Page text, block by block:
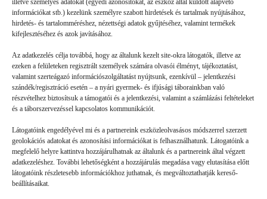
illetve személyes adatokat (egyedi azonosítókat, az eszköz által küldött alapvető
információkat stb.) kezelünk személyre szabott hirdetések és tartalmak nyújtásához,
hirdetés- és tartalomméréshez, nézettségi adatok gyűjtéséhez, valamint termékek
kifejlesztéséhez és azok javításához.
Az adatkezelés célja továbbá, hogy az általunk kezelt site-okra látogatók, illetve az
ezeken a felületeken regisztrált személyek számára olvasói élményt, tájékoztatást,
valamint szerteágazó információszolgáltatást nyújtsunk, ezenkívül – jelentkezési
szándék/regisztráció esetén – a nyári gyermek- és ifjúsági táborainkban való
részvételhez biztosítsuk a támogatói és a jelentkezési, valamint a számlázási feltételeket
és a táborszervezéssel kapcsolatos kommunikációt.
Látogatóink engedélyével mi és a partnereink eszközleolvasásos módszerrel szerzett
geolokációs adatokat és azonosítási információkat is felhasználhatunk. Látogatóink a
megfelelő helyre kattintva hozzájárulhatnak az általunk és a partnereink által végzett
adatkezeléshez. További lehetőségként a hozzájárulás megadása vagy elutasítása előtt
látogatóink részletesebb információkhoz juthatnak, és megváltoztathatják kereső-
beállításaikat.
A tábor végén az új kis családodtól
búcsúzol el
INTERJÚ 2023. 05. 22.
Ha eleinte félsz is egy új helyen, egy jó nyári táborban otthon
érezheted magad, a táborozók egy részével pedig szoros